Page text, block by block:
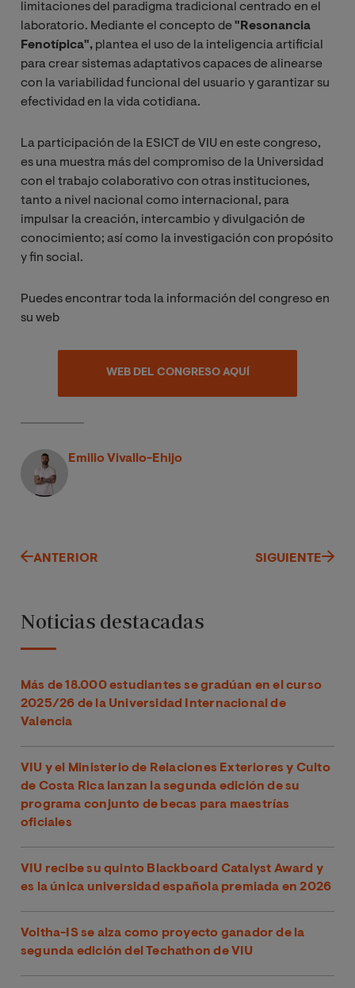
limitaciones del paradigma tradicional centrado en el
laboratorio. Mediante el concepto de"Resonancia
Fenotípica", plantea el uso de la inteligencia artificial
para crear sistemas adaptativos capaces de alinearse
con la variabilidad funcional del usuario y garantizar su
efectividad en la vida cotidiana.
La participación de la ESICT de VIU en este congreso,
es una muestra más del compromiso de la Universidad
con el trabajo colaborativo con otras instituciones,
tanto a nivel nacional como internacional, para
impulsar la creación, intercambio y divulgación de
conocimiento; así como la investigación con propósito
y fin social.
Puedes encontrar toda la información del congreso en
su web
WEB DEL CONGRESO AQUÍ
Emilio Vivallo-Ehijo
ANTERIOR SIGUIENTE
Noticias destacadas
Más de 18.000 estudiantes se gradúan en el curso
2025/26 de la Universidad Internacional de
Valencia
VIU y el Ministerio de Relaciones Exteriores y Culto
de Costa Rica lanzan la segunda edición de su
programa conjunto de becas para maestrías
oficiales
VIU recibe su quinto Blackboard Catalyst Award y
es la única universidad española premiada en 2026
Voltha-IS se alza como proyecto ganador de la
segunda edición del Techathon de VIU